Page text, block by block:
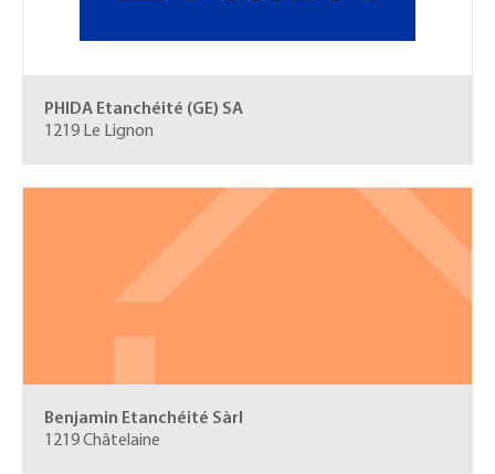
PHIDA Etanchéité (GE) SA
1219 Le Lignon
Benjamin Etanchéité Sàrl
1219 Châtelaine